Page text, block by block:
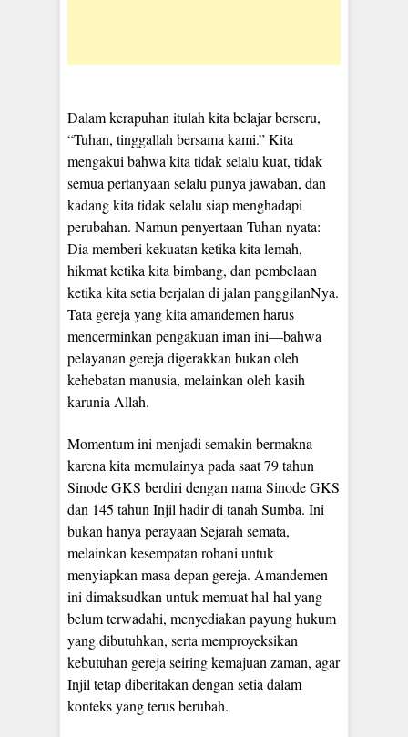
Dalam kerapuhan itulah kita belajar berseru,
“Tuhan, tinggallah bersama kami.” Kita
mengakui bahwa kita tidak selalu kuat, tidak
semua pertanyaan selalu punya jawaban, dan
kadang kita tidak selalu siap menghadapi
perubahan. Namun penyertaan Tuhan nyata:
Dia memberi kekuatan ketika kita lemah,
hikmat ketika kita bimbang, dan pembelaan
ketika kita setia berjalan di jalan panggilanNya.
Tata gereja yang kita amandemen harus
mencerminkan pengakuan iman ini—bahwa
pelayanan gereja digerakkan bukan oleh
kehebatan manusia, melainkan oleh kasih
karunia Allah.
Momentum ini menjadi semakin bermakna
karena kita memulainya pada saat 79 tahun
Sinode GKS berdiri dengan nama Sinode GKS
dan 145 tahun Injil hadir di tanah Sumba. Ini
bukan hanya perayaan Sejarah semata,
melainkan kesempatan rohani untuk
menyiapkan masa depan gereja. Amandemen
ini dimaksudkan untuk memuat hal-hal yang
belum terwadahi, menyediakan payung hukum
yang dibutuhkan, serta memproyeksikan
kebutuhan gereja seiring kemajuan zaman, agar
Injil tetap diberitakan dengan setia dalam
konteks yang terus berubah.